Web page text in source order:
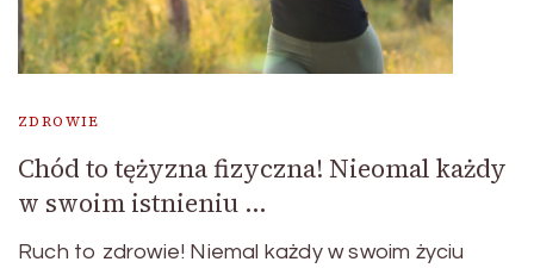
ZDROWIE
Chód to tężyzna fizyczna! Nieomal każdy
w swoim istnieniu …
Ruch to zdrowie! Niemal każdy w swoim życiu